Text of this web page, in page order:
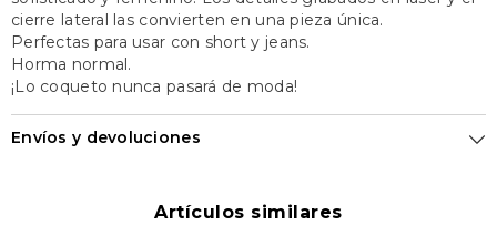
cierre lateral las convierten en una pieza única.
Perfectas para usar con short y jeans.
Horma normal.
¡Lo coqueto nunca pasará de moda!
Envíos y devoluciones
Artículos similares